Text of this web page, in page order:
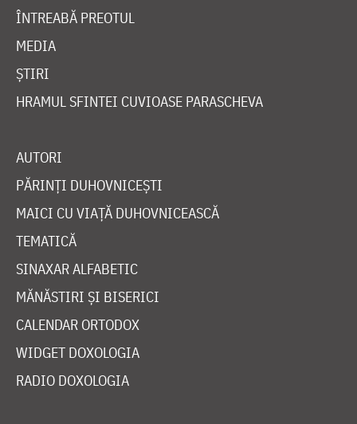
ÎNTREABĂ PREOTUL
MEDIA
ȘTIRI
HRAMUL SFINTEI CUVIOASE PARASCHEVA
AUTORI
PĂRINȚI DUHOVNICEȘTI
MAICI CU VIAȚĂ DUHOVNICEASCĂ
TEMATICĂ
SINAXAR ALFABETIC
MĂNĂSTIRI ȘI BISERICI
CALENDAR ORTODOX
WIDGET DOXOLOGIA
RADIO DOXOLOGIA